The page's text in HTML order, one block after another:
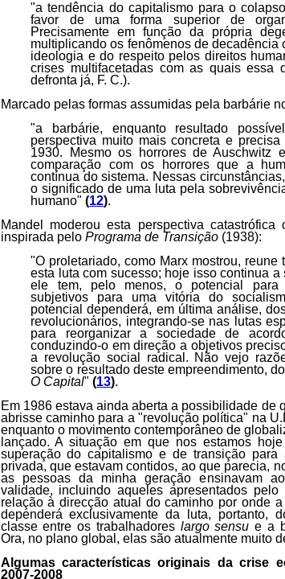
"a tendência do capitalismo para o
favor de uma forma superior de
Precisamente em função da própria
multiplicando os fenômenos de decadência
ideologia e do respeito pelos direitos
crises multifacetadas com as quais essa
defronta já, F. C.).
Marcado pelas formas assumidas pela barbárie
"a barbárie, enquanto resultado
perspectiva muito mais concreta e
1930. Mesmo os horrores de Auschwitz
comparação com os horrores que a
contínua do sistema. Nessas
o significado de uma luta pela
humano"(12).
Mandel moderou esta perspectiva
inspirada pelo Programa de Transição(1938):
"O proletariado, como Marx mostrou,
esta luta com sucesso; hoje isso continua
ele tem, pelo menos, o potencial para
subjetivos para uma vitória do
potencial dependerá, em última análise,
revolucionários, integrando-se nas lutas
para reorganizar a sociedade de
conduzindo-o em direção a objetivos
a revolução social radical. Não vejo
sobre o resultado deste empreendimento,
O Capital"(13).
Em 1986 estava ainda aberta a possibilidade de
abrisse caminho para a "revolução política" na
enquanto o movimento contemporâneo de
lançado. A situação em que nos estamos
superação do capitalismo e de transição
privada, que estavam contidos, ao que parecia,
as pessoas da minha geração ensinavam
validade, incluindo aqueles apresentados pelo
relação à direcção atual do caminho por onde
dependerá exclusivamente da luta, portanto,
classe entre os trabalhadores largo sensu e a
Ora, no plano global, elas são atualmente muito
Algumas características originais da crise
2007-2008